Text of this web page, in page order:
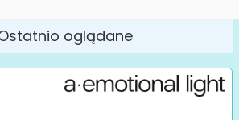
oglądane